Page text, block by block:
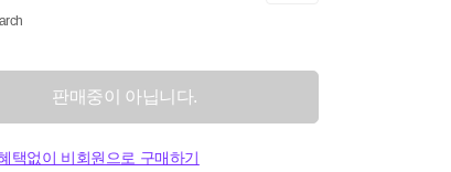
판매중이 아닙니다.
택없이 비회원으로 구매하기